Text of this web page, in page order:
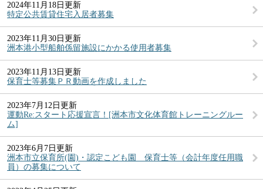
2024年11月18日更新
特定公共賃貸住宅入居者募集
2023年11月30日更新
洲本港小型船舶係留施設にかかる使用者募集
2023年11月13日更新
保育士等募集ＰＲ動画を作成しました
2023年7月12日更新
運動Re:スタート応援宣言！[洲本市文化体育館トレーニングルー
ム]
2023年6月7日更新
洲本市立保育所(園)・認定こども園 保育士等（会計年度任用職
員）の募集について